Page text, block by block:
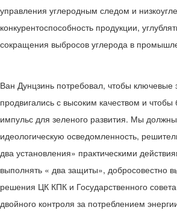
управления углеродным следом и
конкурентоспособность продукции,
сокращения выбросов углерода в
Ван Дунцзинь потребовал, чтобы ключевые
продвигались с высоким качеством и
импульс для зеленого развития. Мы
идеологическую осведомленность,
два установления» практическими
выполнять « два защиты», добросовестно
решения ЦК КПК и Государственного
двойного контроля за потреблением